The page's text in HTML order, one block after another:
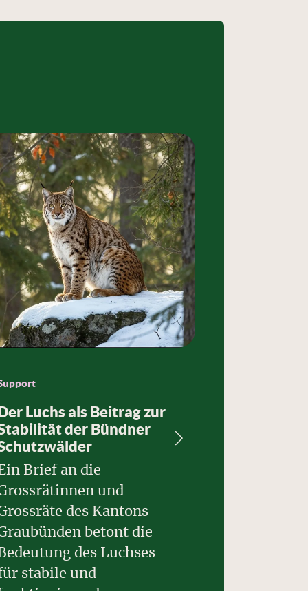
Luchs als Beitrag zur
der Bündner
Brief an die
und
des Kantons
betont die
des Luchses
stabile und